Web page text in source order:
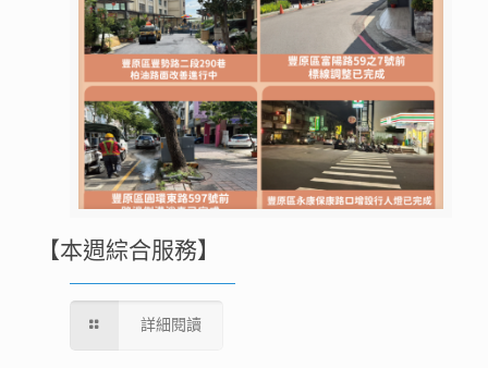
【本週綜合服務】
詳細閱讀